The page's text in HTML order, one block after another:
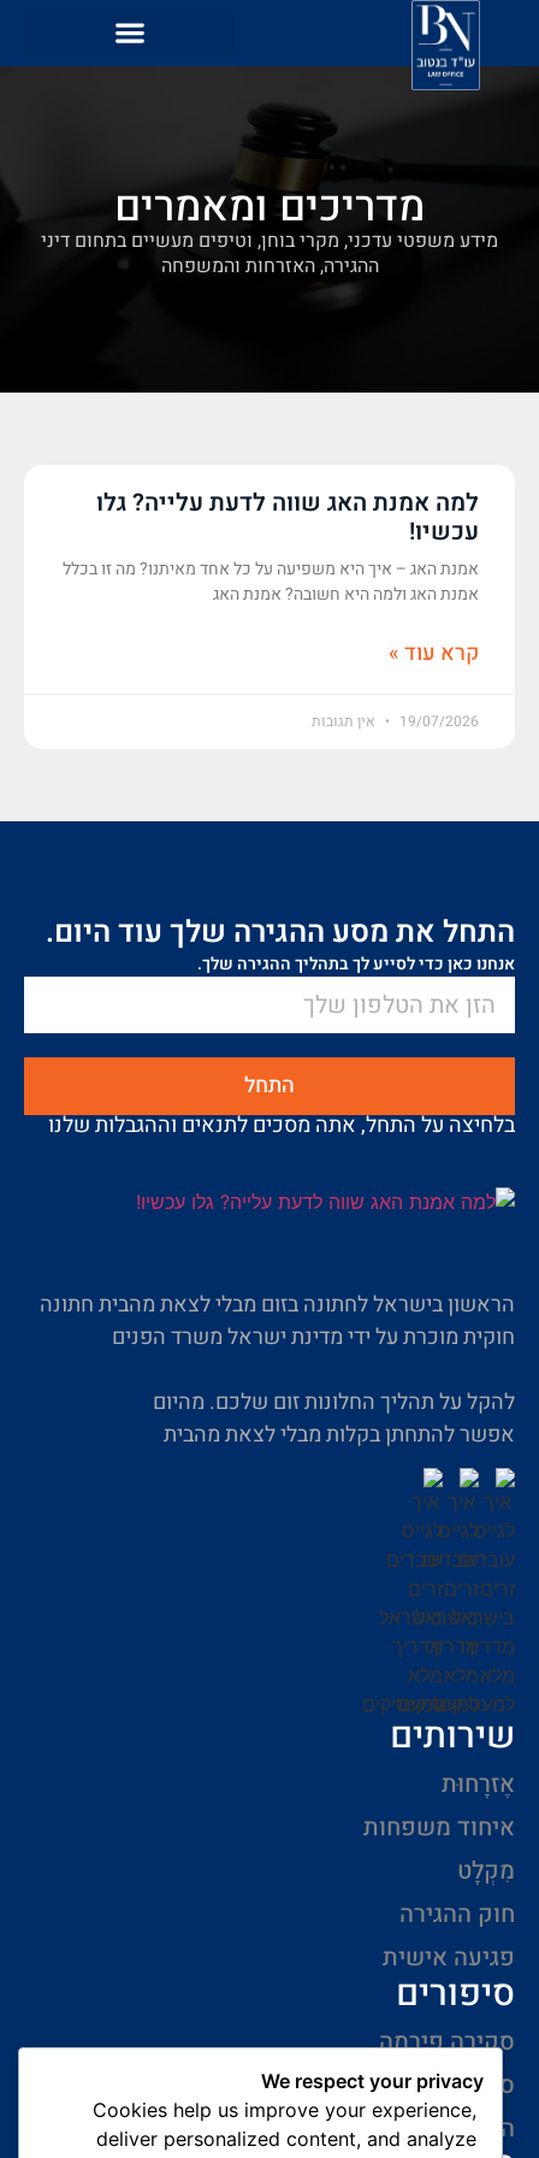
מדריכים ומאמרים
מידע משפטי עדכני, מקרי בוחן, וטיפים מעשיים בתחום דיני
ההגירה, האזרחות והמשפחה
למה אמנת האג שווה לדעת עלייה? גלו
עכשיו!
אמנת האג – איך היא משפיעה על כל אחד מאיתנו? מה זו בכלל
אמנת האג ולמה היא חשובה? אמנת האג
קרא עוד »
19/07/2026 אין תגובות
התחל את מסע ההגירה שלך עוד היום.
אנחנו כאן כדי לסייע לך בתהליך ההגירה שלך.
התחל
בלחיצה על התחל, אתה מסכים לתנאים וההגבלות שלנו
הראשון בישראל לחתונה בזום מבלי לצאת מהבית חתונה
חוקית מוכרת על ידי מדינת ישראל משרד הפנים
להקל על תהליך החלונות זום שלכם. מהיום
אפשר להתחתן בקלות מבלי לצאת מהבית
שירותים
אֶזרָחוּת
איחוד משפחות
מִקְלָט
חוק ההגירה
פגיעה אישית
סיפורים
סקירה פירמה
סיפורי הצלחה
המלצות של לקוחות
We respect your privacy
Cookies help us improve your experience,
deliver personalized content, and analyze